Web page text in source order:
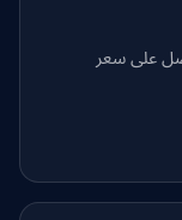
على سعر